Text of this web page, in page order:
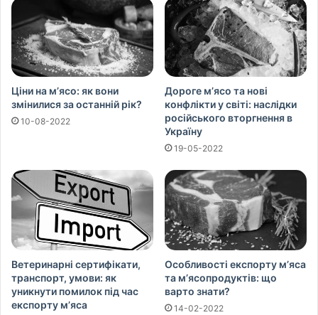
Ціни на м’ясо: як вони
змінилися за останній рік?
10-08-2022
Дороге м’ясо та нові
конфлікти у світі: наслідки
російського вторгнення в
Україну
19-05-2022
Ветеринарні сертифікати,
транспорт, умови: як
уникнути помилок під час
експорту м’яса
Особливості експорту м’яса
та м’ясопродуктів: що
варто знати?
14-02-2022